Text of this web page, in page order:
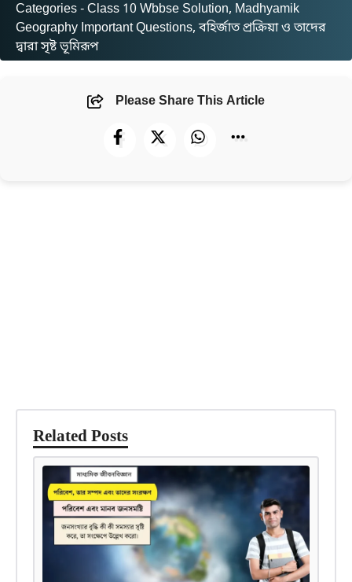
Categories -Class 10 Wbbse Solution, Madhyamik
Geography Important Questions, বহির্জাত প্রক্রিয়া ও তাদের
দ্বারা সৃষ্ট ভূমিরূপ
Please Share This Article
Related Posts